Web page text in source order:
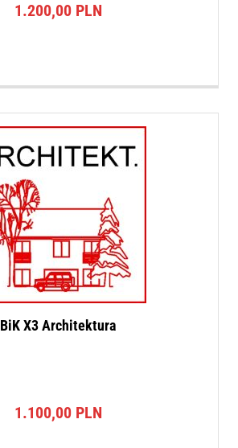
1.200,00 PLN
BiK X3 Architektura
1.100,00 PLN